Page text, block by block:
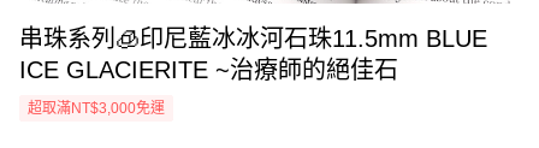
串珠系列🧊印尼藍冰冰河石珠11.5mm BLUE
ICE GLACIERITE ~治療師的絕佳石
超取滿NT$3,000免運